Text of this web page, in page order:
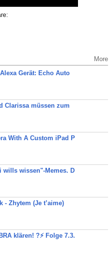
More
Gerät: Echo Auto
Clarissa müssen zum
With A Custom iPad P
wills wissen"-Memes. D
- Zhytem (Je t’aime)
klären! ?⚡️ Folge 7.3.